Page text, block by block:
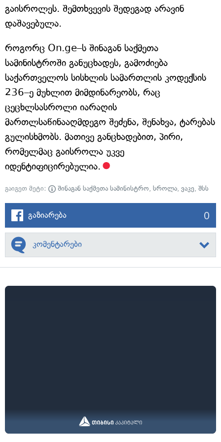
გაისროლეს. შემთხვევის შედეგად არავინ
დაშავებულა.
როგორც On.ge–ს შინაგან საქმეთა
სამინისტროში განუცხადეს, გამოძიება
საქართველოს სისხლის სამართლის კოდექსის
236–ე მუხლით მიმდინარეობს, რაც
ცეცხლსასროლი იარაღის
მართლსაწინააღმდეგო შეძენა, შენახვა, ტარებას
გულისხმობს. მათივე განცხადებით, პირი,
რომელმაც გაისროლა უკვე
იდენტიფიცირებულია.
გაიგეთ მეტი: შინაგან საქმეთა სამინისტრო, სროლა, ვაკე, შსს
გაზიარება 0
კომენტარები